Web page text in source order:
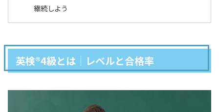
継続しよう
英検®4級とは｜レベルと合格率